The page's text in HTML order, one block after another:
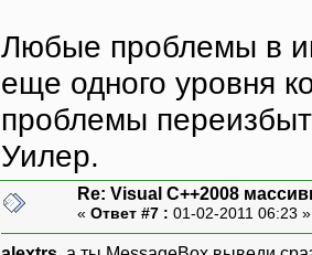
Любые проблемы в
еще одного уровня
проблемы
Уилер.
Re: Visual C++2008
« Ответ #7 : 01-02-2011 06:23